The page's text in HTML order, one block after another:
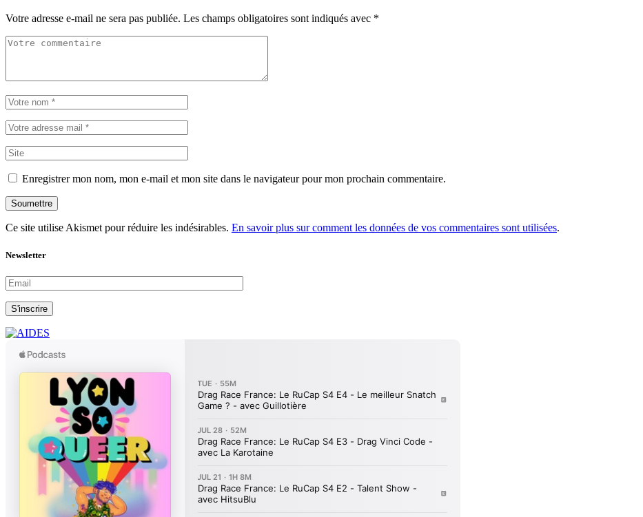
Votre adresse e-mail ne sera pas publiée. Les champs obligatoires sont indiqués avec *
Enregistrer mon nom, mon e-mail et mon site dans le navigateur pour mon prochain commentaire.
Soumettre
Ce site utilise Akismet pour réduire les indésirables. En savoir plus sur comment les données de vos commentaires sont utilisées.
Newsletter
S'inscrire